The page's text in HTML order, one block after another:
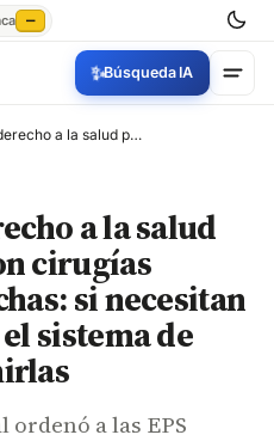
—
✨Búsqueda IA
Corte reitera derecho a la salud para personas con cirugías estéticas mal hechas: si necesitan nuevas cirugías, el sistema de salud debe asumirlas
a la salud
cirugías
si necesitan
sistema de
a las EPS